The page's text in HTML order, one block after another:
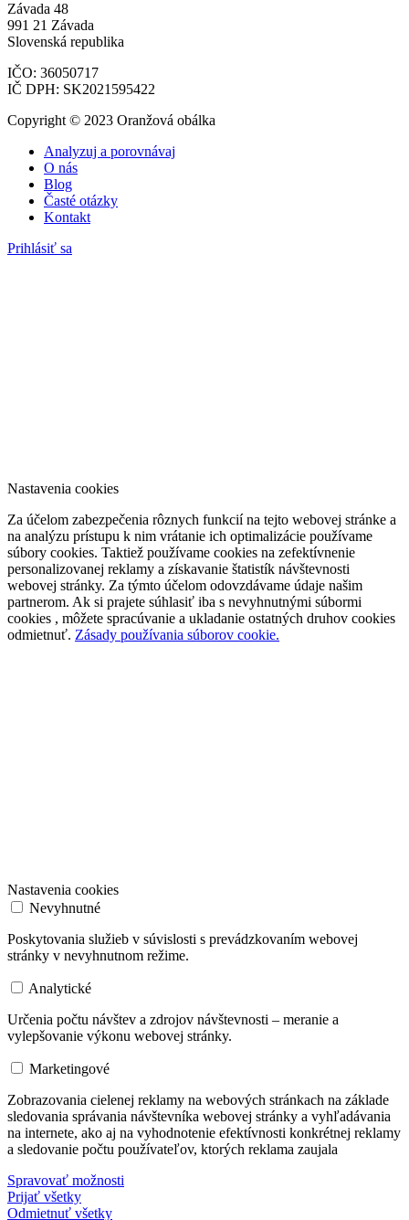
Závada 48
991 21 Závada
Slovenská republika
IČO: 36050717
IČ DPH: SK2021595422
Copyright © 2023 Oranžová obálka
Analyzuj a porovnávaj
O nás
Blog
Časté otázky
Kontakt
Prihlásiť sa
Nastavenia cookies
Za účelom zabezpečenia rôznych funkcií na tejto webovej stránke a
na analýzu prístupu k nim vrátanie ich optimalizácie používame
súbory cookies. Taktiež používame cookies na zefektívnenie
personalizovanej reklamy a získavanie štatistík návštevnosti
webovej stránky. Za týmto účelom odovzdávame údaje našim
partnerom. Ak si prajete súhlasiť iba s nevyhnutnými súbormi
cookies , môžete spracúvanie a ukladanie ostatných druhov cookies
odmietnuť. Zásady používania súborov cookie.
Nastavenia cookies
Nevyhnutné
Poskytovania služieb v súvislosti s prevádzkovaním webovej
stránky v nevyhnutnom režime.
Analytické
Určenia počtu návštev a zdrojov návštevnosti – meranie a
vylepšovanie výkonu webovej stránky.
Marketingové
Zobrazovania cielenej reklamy na webových stránkach na základe
sledovania správania návštevníka webovej stránky a vyhľadávania
na internete, ako aj na vyhodnotenie efektívnosti konkrétnej reklamy
a sledovanie počtu používateľov, ktorých reklama zaujala
Spravovať možnosti
Prijať všetky
Odmietnuť všetky